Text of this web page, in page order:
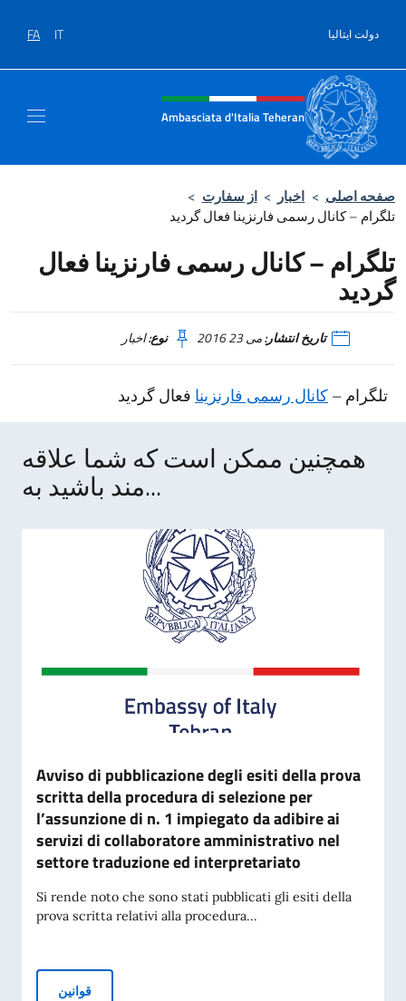
دولت ایتالیا IT
FA
Header, social and menu of site
Ambasciata d'Italia Teheran
صفحه اصلی > اخبار > از سفارت >
تلگرام – کانال رسمی فارنزینا فعال گردید
تلگرام – کانال رسمی فارنزینا فعال
گردید
تاریخ انتشار:می 23 2016 نوع:اخبار
تلگرام –کانال رسمی فارنزینا فعال گردید
همچنین ممکن است که شما علاقه
مند باشید به...
Avviso di pubblicazione degli esiti della prova
scritta della procedura di selezione per
l’assunzione di n. 1 impiegato da adibire ai
servizi di collaboratore amministrativo nel
settore traduzione ed interpretariato
Si rende noto che sono stati pubblicati gli esiti della
prova scritta relativi alla procedura...
قوانینAvviso di pubblicazione degli esiti della prova scritta